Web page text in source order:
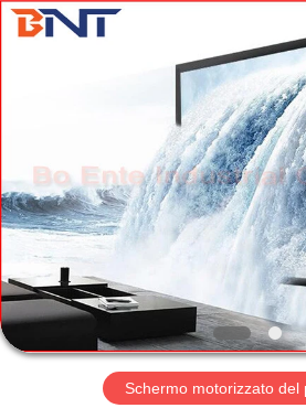
PRODOTTI
CIRCA
NOI
GIRO
(Bo
Ente
Industrial
Schermo motorizzato del